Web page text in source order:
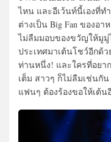
ไหน และอีเว้นท์นี้เองที่
ต่างเป็น Big Fan ของอ
ไม่ลืมมอบของขวัญให้มูมู่
ประเทศมาเต้นโชว์อีกด้ว
ท่านหนึ่ง! และใครที่อยา
เต็ม สาวๆ ก็ไม่ลืมเช่นกัน
แฟนๆ ต้องร้องขอให้เต้น